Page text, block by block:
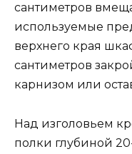
сантиметров
используемые
верхнего края
сантиметров
карнизом или
Над изголовьем
полки глубиной